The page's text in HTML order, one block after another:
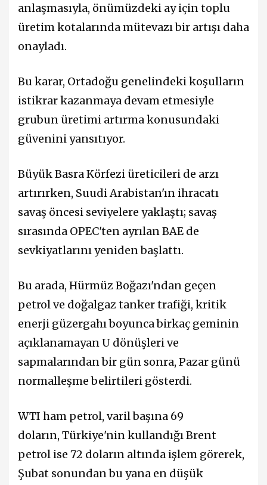
anlaşmasıyla, önümüzdeki ay için toplu
üretim kotalarında mütevazı bir artışı daha
onayladı.
Bu karar, Ortadoğu genelindeki koşulların
istikrar kazanmaya devam etmesiyle
grubun üretimi artırma konusundaki
güvenini yansıtıyor.
Büyük Basra Körfezi üreticileri de arzı
artırırken, Suudi Arabistan'ın ihracatı
savaş öncesi seviyelere yaklaştı; savaş
sırasında OPEC'ten ayrılan BAE de
sevkiyatlarını yeniden başlattı.
Bu arada, Hürmüz Boğazı'ndan geçen
petrol ve doğalgaz tanker trafiği, kritik
enerji güzergahı boyunca birkaç geminin
açıklanamayan U dönüşleri ve
sapmalarından bir gün sonra, Pazar günü
normalleşme belirtileri gösterdi.
WTI ham petrol, varil başına 69
doların, Türkiye'nin kullandığı Brent
petrol ise 72 doların altında işlem görerek,
Şubat sonundan bu yana en düşük